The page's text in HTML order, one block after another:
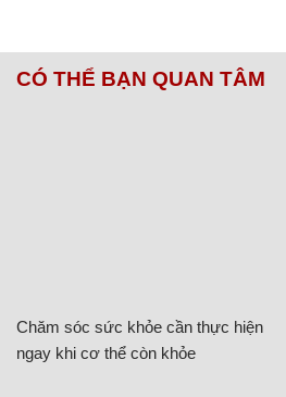
CÓ THỂ BẠN QUAN TÂM
Chăm sóc sức khỏe cần thực hiện
ngay khi cơ thể còn khỏe